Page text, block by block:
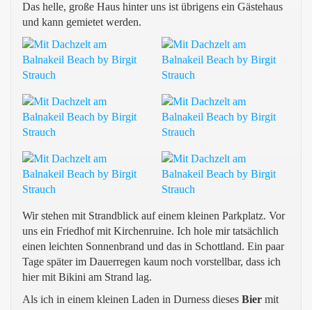
Das helle, große Haus hinter uns ist übrigens ein Gästehaus
und kann gemietet werden.
Wir stehen mit Strandblick auf einem kleinen Parkplatz. Vor
uns ein Friedhof mit Kirchenruine. Ich hole mir tatsächlich
einen leichten Sonnenbrand und das in Schottland. Ein paar
Tage später im Dauerregen kaum noch vorstellbar, dass ich
hier mit Bikini am Strand lag.
Als ich in einem kleinen Laden in Durness dieses Bier mit